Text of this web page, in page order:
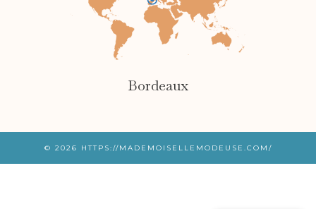
Bordeaux
© 2026 HTTPS://MADEMOISELLEMODEUSE.COM/